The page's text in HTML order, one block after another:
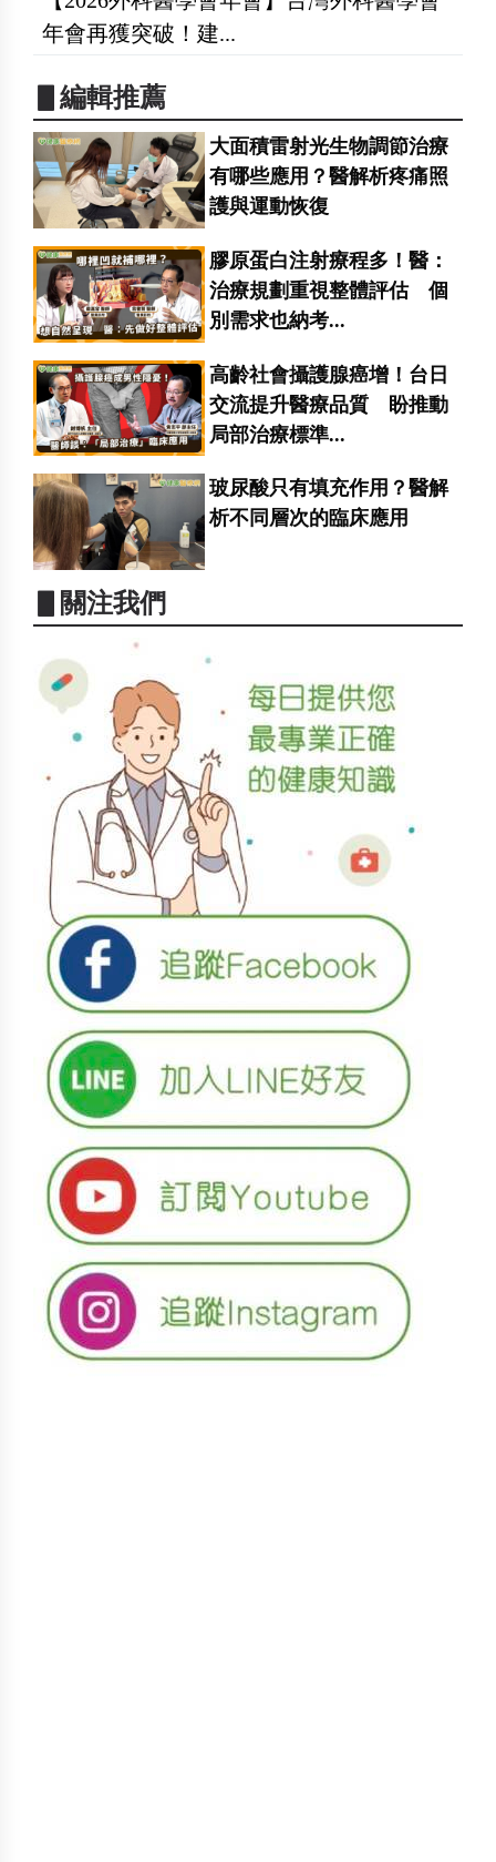
年會再獲突破！建...
▋編輯推薦
大面積雷射光生物調節治療
有哪些應用？醫解析疼痛照
護與運動恢復
膠原蛋白注射療程多！醫：
治療規劃重視整體評估 個
別需求也納考...
高齡社會攝護腺癌增！台日
交流提升醫療品質 盼推動
局部治療標準...
玻尿酸只有填充作用？醫解
析不同層次的臨床應用
▋關注我們